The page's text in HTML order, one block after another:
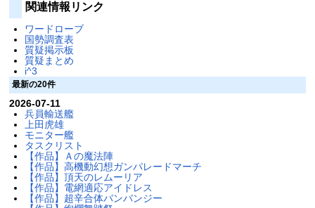
関連情報リンク
ワードローブ
国勢調査表
質疑掲示板
質疑まとめ
i^3
最新の20件
2026-07-11
兵員輸送艦
上田虎雄
モニター艦
タスクリスト
【作品】Ａの魔法陣
【作品】高機動幻想ガンパレードマーチ
【作品】頂天のレムーリア
【作品】電網適応アイドレス
【作品】超辛合体バンバンジー